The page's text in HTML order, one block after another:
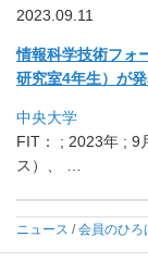
2023.09.11
情報科学技術フォ
研究室4年生）が
中央大学
FIT： ; 2023年 ; 9
ス）、 …
ニュース /会員のひろ